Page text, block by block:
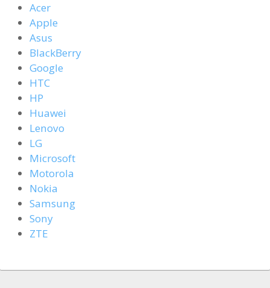
Acer
Apple
Asus
BlackBerry
Google
HTC
HP
Huawei
Lenovo
LG
Microsoft
Motorola
Nokia
Samsung
Sony
ZTE